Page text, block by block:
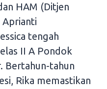
HAM (Ditjen
Aprianti
tengah
II A Pondok
Bertahun-tahun
Rika memastikan